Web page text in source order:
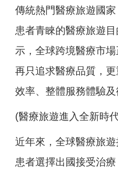
傳統熱門醫療旅遊國
患者青睞的醫療旅遊
示，全球跨境醫療市
再只追求醫療品質，
效率、整體服務體驗及
(醫療旅遊進入全新時
近年來，全球醫療旅
患者選擇出國接受治